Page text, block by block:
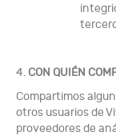
4. CON QUIÉN
Compartimos
otros usuarios de
proveedores de